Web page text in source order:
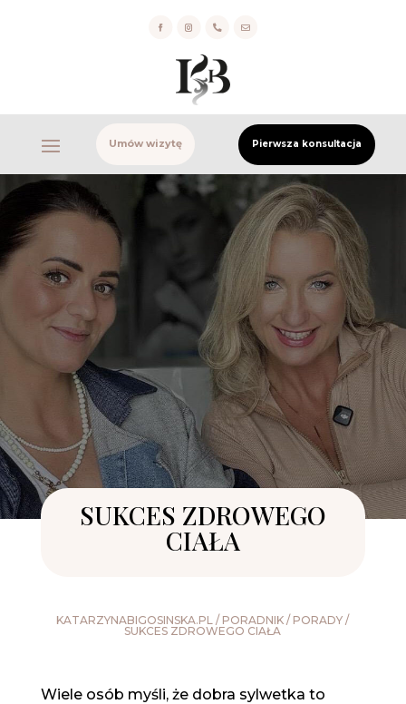
 
Umów wizytę Pierwsza konsultacja
SUKCES ZDROWEGO
CIAŁA
KATARZYNABIGOSINSKA.PL / PORADNIK / PORADY /
SUKCES ZDROWEGO CIAŁA
Wiele osób myśli, że dobra sylwetka to